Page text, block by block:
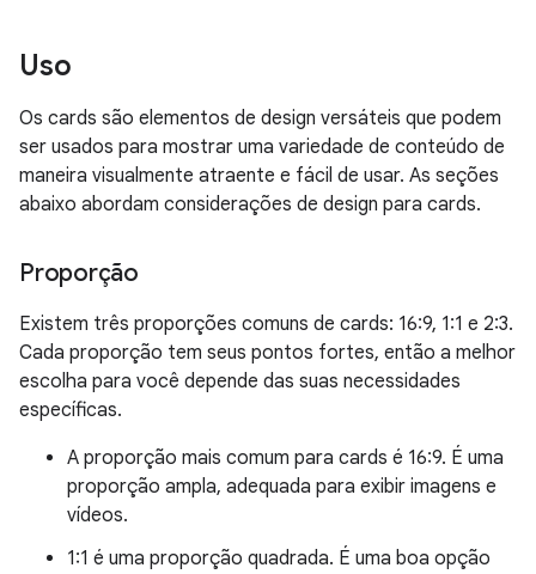
Uso
Os cards são elementos de design versáteis que podem
ser usados para mostrar uma variedade de conteúdo de
maneira visualmente atraente e fácil de usar. As seções
abaixo abordam considerações de design para cards.
Proporção
Existem três proporções comuns de cards: 16:9, 1:1 e 2:3.
Cada proporção tem seus pontos fortes, então a melhor
escolha para você depende das suas necessidades
específicas.
A proporção mais comum para cards é 16:9. É uma
proporção ampla, adequada para exibir imagens e
vídeos.
1:1 é uma proporção quadrada. É uma boa opção